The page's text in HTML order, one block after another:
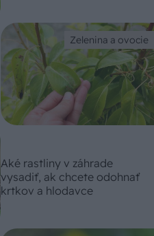
Zelenina a ovocie
Aké rastliny v záhrade
vysadiť, ak chcete odohnať
krtkov a hlodavce